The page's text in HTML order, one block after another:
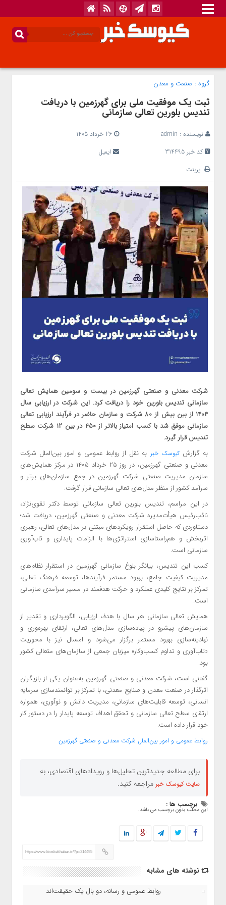
گروه : صنعت و معدن
ثبت یک موفقیت ملی برای گهرزمین با دریافت
تندیس بلورین تعالی سازمانی
نویسنده : admin
26 خرداد 1405
کد خبر 314495
ایمیل
پرینت
شرکت معدنی و صنعتی گهرزمین در بیست‌ و سومین همایش تعالی
سازمانی تندیس بلورین خود را دریافت کرد. این شرکت در ارزیابی سال
۱۴۰۴ از بین بیش از ۸۰ شرکت و سازمان حاضر در فرآیند ارزیابی تعالی
سازمانی موفق شد با کسب امتیاز بالاتر از ۴۵۰ در بین ۱۲ شرکت سطح
تندیس قرار گیرد.
به گزارشکیوسک خبر به نقل از روابط عمومی و امور بین‌الملل شرکت
معدنی و صنعتی گهرزمین، در روز ۲۵ خرداد ۱۴۰۵ در مرکز همایش‌های
سازمان مدیریت صنعتی شرکت گهرزمین در جمع سازمان‌های برتر و
سرآمد کشور از منظر مدل‌های تعالی سازمانی قرار گرفت.
در این مراسم، تندیس بلورین تعالی سازمانی توسط دکتر تقوی‌نژاد،
نائب‌رئیس هیأت‌مدیره شرکت معدنی و صنعتی گهرزمین، دریافت شد؛
دستاوردی که حاصل استقرار رویکردهای مبتنی بر مدل‌های تعالی، رهبری
اثربخش و هم‌راستاسازی استراتژی‌ها با الزامات پایداری و تاب‌آوری
سازمانی است.
کسب این تندیس، بیانگر بلوغ سازمانی گهرزمین در استقرار نظام‌های
مدیریت کیفیت جامع، بهبود مستمر فرآیندها، توسعه فرهنگ تعالی،
تمرکز بر نتایج کلیدی عملکرد و حرکت هدفمند در مسیر سرآمدی سازمانی
است.
همایش تعالی سازمانی هر سال با هدف ارزیابی، الگوبرداری و تقدیر از
سازمان‌های پیشرو در پیاده‌سازی مدل‌های تعالی، ارتقای بهره‌وری و
نهادینه‌سازی بهبود مستمر برگزار می‌شود و امسال نیز با محوریت
«تاب‌آوری و تداوم کسب‌وکار» میزبان جمعی از سازمان‌های متعالی کشور
بود.
گفتنی است، شرکت معدنی و صنعتی گهرزمین به‌عنوان یکی از بازیگران
اثرگذار در صنعت معدن و صنایع معدنی، با تمرکز بر توانمندسازی سرمایه
انسانی، توسعه قابلیت‌های سازمانی، مدیریت دانش و نوآوری، همواره
ارتقای سطح تعالی سازمانی و تحقق اهداف توسعه پایدار را در دستور کار
خود قرار داده است.
روابط عمومی و امور بین‌الملل شرکت معدنی و صنعتی گهرزمین
برای مطالعه جدیدترین تحلیل‌ها و رویدادهای اقتصادی، به
سایت کیوسک خبرمراجعه کنید.
برچسب ها :
این مطلب بدون برچسب می باشد.
https://www.kioskekhabar.ir/?p=314495
نوشته های مشابه
روابط عمومی و رسانه، دو بال یک حقیقت‌اند